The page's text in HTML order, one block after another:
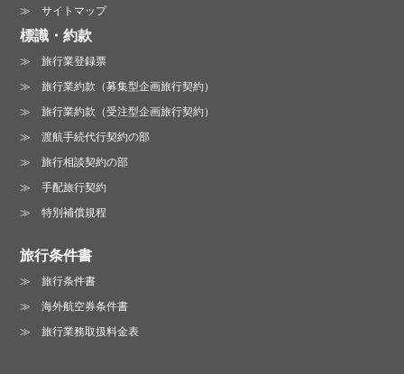
サイトマップ
標識・約款
旅行業登録票
旅行業約款（募集型企画旅行契約）
旅行業約款（受注型企画旅行契約）
渡航手続代行契約の部
旅行相談契約の部
手配旅行契約
特別補償規程
旅行条件書
旅行条件書
海外航空券条件書
旅行業務取扱料金表